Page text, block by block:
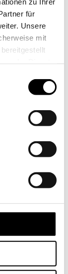
für
Unsere
mit